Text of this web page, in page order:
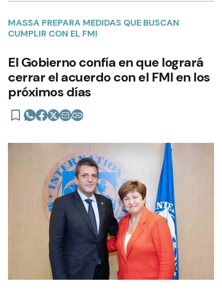
MASSA PREPARA MEDIDAS QUE BUSCAN
CUMPLIR CON EL FMI
El Gobierno confía en que logrará
cerrar el acuerdo con el FMI en los
próximos días